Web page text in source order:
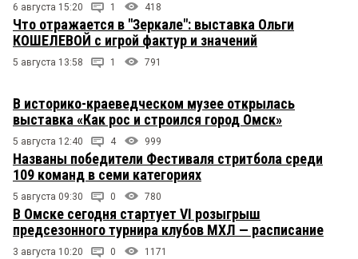
6 августа 15:20 1 418
Что отражается в "Зеркале": выставка Ольги
КОШЕЛЕВОЙ с игрой фактур и значений
5 августа 13:58 1 791
В историко-краеведческом музее открылась
выставка «Как рос и строился город Омск»
5 августа 12:40 4 999
Названы победители Фестиваля стритбола среди
109 команд в семи категориях
5 августа 09:30 0 780
В Омске сегодня стартует VI розыгрыш
предсезонного турнира клубов МХЛ — расписание
3 августа 10:20 0 1171